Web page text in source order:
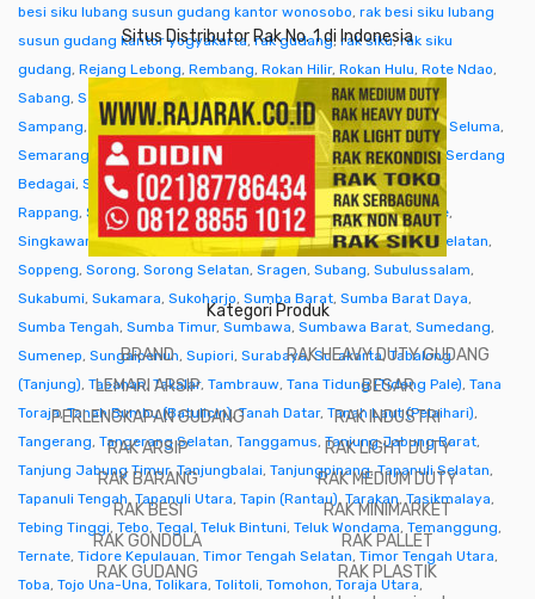
besi siku lubang susun gudang kantor wonosobo, rak besi siku lubang
susun gudang kantor yogyakarta,rak gudang, rak siku,rak siku
gudang, Rejang Lebong, Rembang, Rokan Hilir, Rokan Hulu, Rote Ndao,
Sabang, Sabu Raijua ,Salatiga,Samarinda,Sambas,Samosir,
Sampang, Sanggau,Sarmi,Sarolangun,Sawahlunto,Sekadau,Seluma,
Semarang
Seram Bagian Barat Seram Bagian Timur,Serang,Serdang
Bedagai, Seruyan (Kuala Pembuang),Siak, Sibolga,Sidenreng
Rappang, Sidoarjo,Sigi,Sijunjung,Sikka,Simalungun,Simeulue,
Singkawang,Sinjai,Sintang,Situbondo,Sleman,Solok,Solok Selatan,
Soppeng, Sorong, Sorong Selatan, Sragen, Subang, Subulussalam,
Sukabumi, Sukamara, Sukoharjo, Sumba Barat, Sumba Barat Daya,
Sumba Tengah, Sumba Timur, Sumbawa, Sumbawa Barat, Sumedang,
Sumenep, Sungaipenuh, Supiori, Surabaya,Surakarta,Tabalong
(Tanjung), Tabanan, Takalar, Tambrauw, Tana Tidung (Tideng Pale), Tana
Toraja,Tanah Bumbu (Batulicin),Tanah Datar, Tanah Laut (Pelaihari),
Tangerang, Tangerang Selatan, Tanggamus, Tanjung Jabung Barat,
Tanjung Jabung Timur,Tanjungbalai, Tanjungpinang,Tapanuli Selatan,
Tapanuli Tengah, Tapanuli Utara, Tapin (Rantau), Tarakan,Tasikmalaya,
Tebing Tinggi, Tebo, Tegal, Teluk Bintuni, Teluk Wondama, Temanggung,
Ternate, Tidore Kepulauan, Timor Tengah Selatan, Timor Tengah Utara,
Toba, Tojo Una-Una, Tolikara, Tolitoli, Tomohon, Toraja Utara,
Situs Distributor Rak No. 1 di Indonesia
Kategori Produk
BRAND
LEMARI ARSIP
PERLENGKAPAN GUDANG
RAK ARSIP
RAK BARANG
RAK BESI
RAK GONDOLA
RAK GUDANG
RAK HEAVY DUTY GUDANG
BESAR
RAK INDUSTRI
RAK LIGHT DUTY
RAK MEDIUM DUTY
RAK MINIMARKET
RAK PALLET
RAK PLASTIK